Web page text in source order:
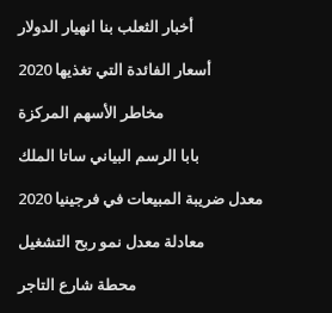
أخبار الثعلب بنا انهيار الدولار
أسعار الفائدة التي تغذيها 2020
مخاطر الأسهم المركزة
بابا الرسم البياني ساتا الملك
معدل ضريبة المبيعات في فرجينيا 2020
معادلة معدل نمو ربح التشغيل
محطة شارع التاجر